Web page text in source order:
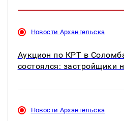
Новости Архангельска
Аукцион по КРТ в
состоялся: застройщики
Новости Архангельска